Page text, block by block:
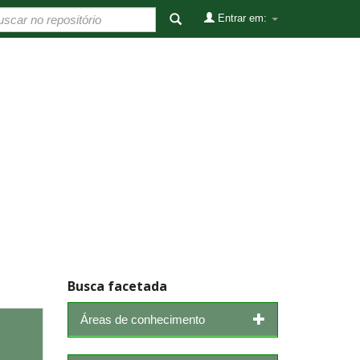
Entrar em:
Busca facetada
Áreas de conhecimento